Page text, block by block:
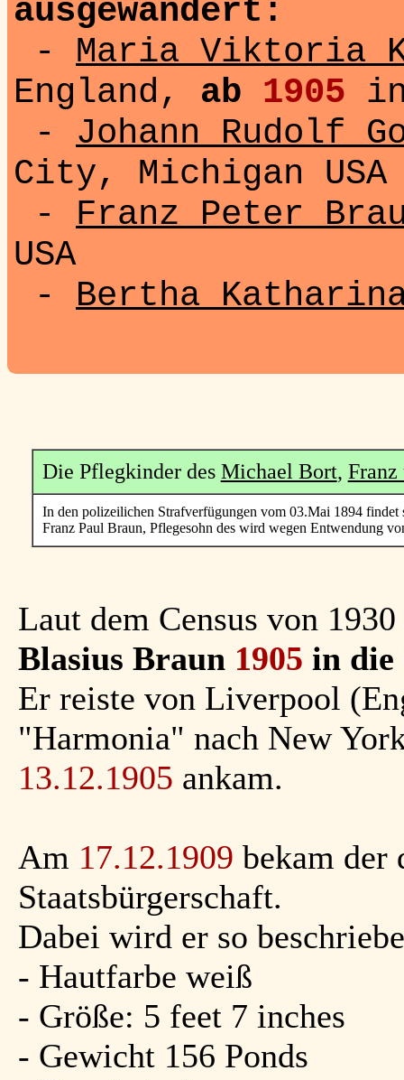
ausgewandert:
- Maria Viktoria
England, ab 1905
- Johann Rudolf
City, Michigan USA
- Franz Peter
USA
- Bertha
Die Pflegkinder des Michael Bort, Franz
In den polizeilichen Strafverfügungen vom 03.Mai 1894 findet
Franz Paul Braun, Pflegesohn des wird wegen Entwendung
Laut dem Census von
Blasius Braun 1905 in die
Er reiste von Liverpool
"Harmonia" nach New
13.12.1905 ankam.
Am 17.12.1909 bekam der
Staatsbürgerschaft.
Dabei wird er so
- Hautfarbe weiß
- Größe: 5 feet 7 inches
- Gewicht 156 Ponds